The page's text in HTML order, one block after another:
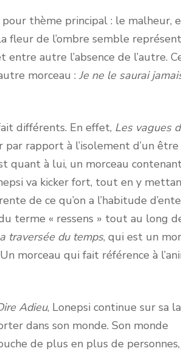
thème principal : le malheur,
fleur de l’ombre semble
autre l’absence de l’autre.
morceau : Je ne le saurai
différents. En effet, Les vagues
rapport à l’isolement d’un
quant à lui, un morceau
va kicker fort, tout en y
de ce qu’on a l’habitude
terme « ressens » tout au long
traversée du temps, qui est un
morceau qui fait référence à
Adieu, Lonepsi continue sur sa
dans son monde. Son monde
de plus en plus de